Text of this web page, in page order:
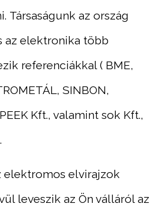
Társaságunk az ország
az elektronika több
referenciákkal ( BME,
SINBON,
Kft., valamint sok Kft.,
elektromos elvirajzok
leveszik az Ön válláról az